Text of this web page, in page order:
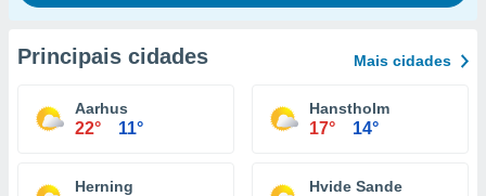
Principais cidades Mais cidades
Aarhus
22° 11°
Hanstholm
17° 14°
Herning Hvide Sande